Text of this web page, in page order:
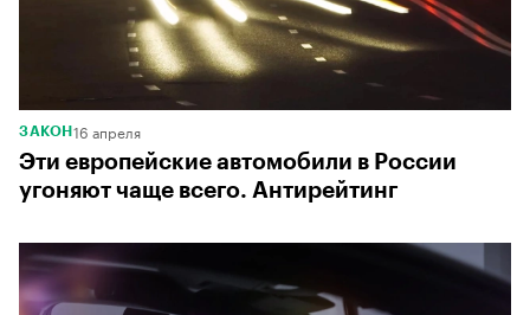
ЗАКОН 16 апреля
Эти европейские автомобили в России
угоняют чаще всего. Антирейтинг